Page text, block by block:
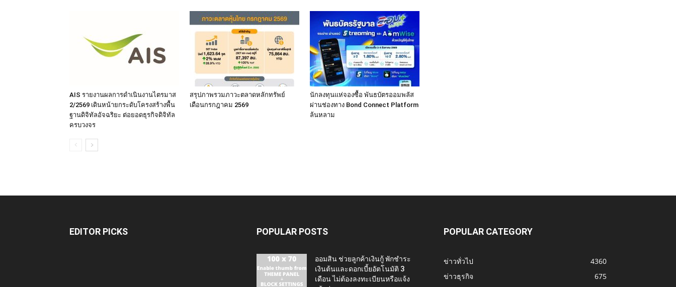
AIS รายงานผลการดำเนินงานไตรมาส
2/2569 เดินหน้ายกระดับโครงสร้างพื้น
ฐานดิจิทัลอัจฉริยะ ต่อยอดธุรกิจดิจิทัล
ครบวงจร
สรุปภาพรวมภาวะตลาดหลักทรัพย์
เดือนกรกฎาคม 2569
นักลงทุนแห่จองซื้อ พันธบัตรออมพลัส
ผ่านช่องทาง Bond Connect Platform
ล้นหลาม
EDITOR PICKS POPULAR POSTS
ออมสิน ช่วยลูกค้าเงินกู้ พักชำระ
เงินต้นและดอกเบี้ยอัตโนมัติ 3
เดือน ไม่ต้องลงทะเบียนหรือแจ้ง
POPULAR CATEGORY
ข่าวทั่วไป
4360
ข่าวธุรกิจ
675